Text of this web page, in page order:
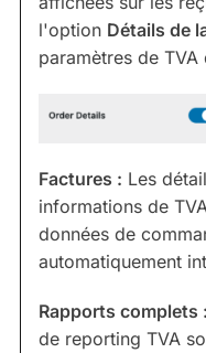
l'option Détails de
paramètres de TVA
Factures : Les
informations de
données de
automatiquement
Rapports complets :
de reporting TVA